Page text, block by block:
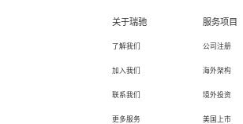
关于瑞驰
了解我们
加入我们
联系我们
更多服务
服务项目
公司注册
海外架构
境外投资
美国上市